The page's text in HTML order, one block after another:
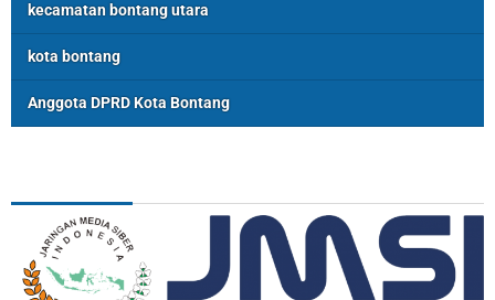
kecamatan bontang utara
kota bontang
Anggota DPRD Kota Bontang